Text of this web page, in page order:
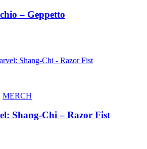
– Geppetto
MERCH
Shang-Chi – Razor Fist